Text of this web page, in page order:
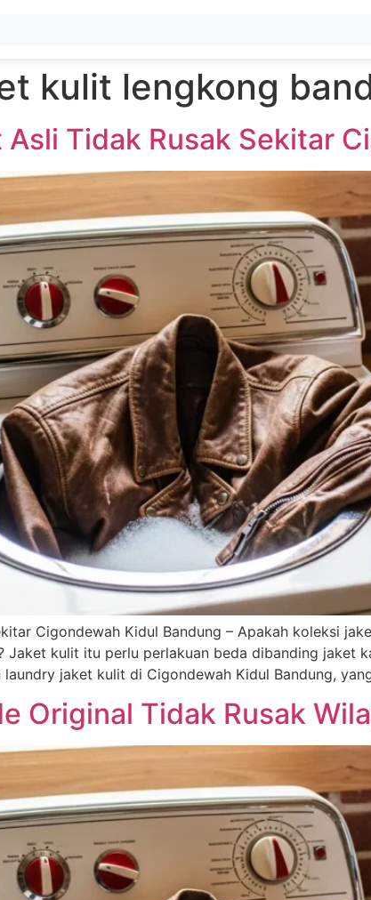
kulit lengkong
Tidak Rusak Sekitar
Cigondewah Kidul Bandung – Apakah koleksi
Jaket kulit itu perlu perlakuan beda dibanding jaket
laundry jaket kulit di Cigondewah Kidul Bandung,
Original Tidak Rusak